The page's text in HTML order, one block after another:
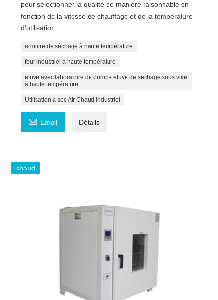
pour sélectionner la qualité de manière raisonnable en
fonction de la vitesse de chauffage et de la température
d'utilisation.
armoire de séchage à haute température
four industriel à haute température
étuve avec laboratoire de pompe étuve de séchage sous vide
à haute température
Utilisation à sec Air Chaud Industriel
 Email Détails
chaud